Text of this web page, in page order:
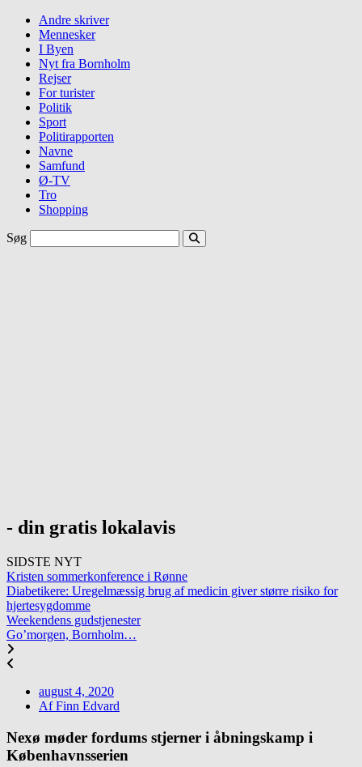
Andre skriver
Mennesker
I Byen
Nyt fra Bornholm
Rejser
For turister
Politik
Sport
Politirapporten
Navne
Samfund
Ø-TV
Tro
Shopping
Søg
- din gratis lokalavis
SIDSTE NYT
Kristen sommerkonference i Rønne
Diabetikere: Uregelmæssig brug af medicin giver større risiko for
hjertesygdomme
Weekendens gudstjenester
Go’morgen, Bornholm…
august 4, 2020
AfFinn Edvard
Nexø møder fordums stjerner i åbningskamp i
Københavnsserien